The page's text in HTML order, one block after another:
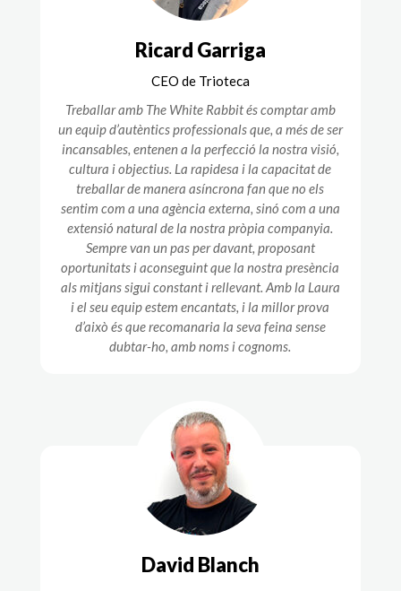
Ricard Garriga
CEO de Trioteca
Treballar amb The White Rabbit és comptar amb
un equip d’autèntics professionals que, a més de ser
incansables, entenen a la perfecció la nostra visió,
cultura i objectius. La rapidesa i la capacitat de
treballar de manera asíncrona fan que no els
sentim com a una agència externa, sinó com a una
extensió natural de la nostra pròpia companyia.
Sempre van un pas per davant, proposant
oportunitats i aconseguint que la nostra presència
als mitjans sigui constant i rellevant. Amb la Laura
i el seu equip estem encantats, i la millor prova
d’això és que recomanaria la seva feina sense
dubtar-ho, amb noms i cognoms.
David Blanch